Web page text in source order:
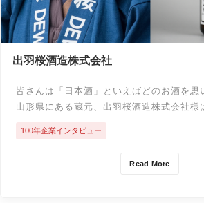
出羽桜酒造株式会社
皆さんは「日本酒」といえばどのお酒を思
山形県にある蔵元、出羽桜酒造株式会社
Read More
100年企業インタビュー